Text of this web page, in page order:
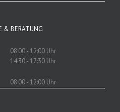
& BERATUNG
08:00 - 12:00 Uhr
14:30 - 17:30 Uhr
08:00 - 12:00 Uhr